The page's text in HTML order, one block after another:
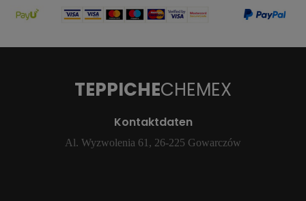
TEPPICHECHEMEX
Kontaktdaten
Al. Wyzwolenia 61, 26-225 Gowarczów